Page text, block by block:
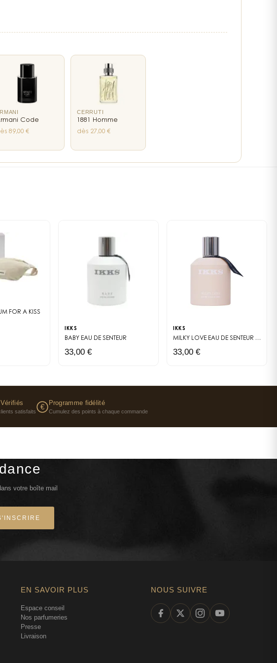
pointe à travers des notes fleuries de muguet et de violette,
par toute la gourmandise d'une pêche ensoleillée et généreuse. La
tonka, le santal et l'ambre, relevés de jasmin apporte équilibre,
et originalité à la composition.
: Lavande, Bergamote, Cardamome
: Muguet, Violette, Pêche
Code
89,00 €
CERRUTI
1881 Homme
dès 27,00 €
CE COFFRET RÉUNIT UNE EAU DE TOILETTE FLORALE-FRUITÉE DE 50 ML ET UN
FOR A KISS
IKKS
BABY EAU DE SENTEUR
33,00 €
IKKS
MILKY LOVE EAU DE SENTEUR UNE
33,00 €
satisfaits
€ Programme fidélité
Cumulez des points à chaque commande
votre boîte mail
EN SAVOIR PLUS
Espace conseil
Nos parfumeries
Presse
Livraison
NOUS SUIVRE